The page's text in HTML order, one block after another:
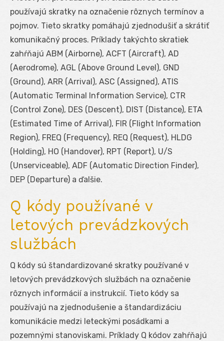
používajú skratky na označenie rôznych termínov a
pojmov. Tieto skratky pomáhajú zjednodušiť a skrátiť
komunikačný proces. Príklady takýchto skratiek
zahŕňajú ABM (Airborne), ACFT (Aircraft), AD
(Aerodrome), AGL (Above Ground Level), GND
(Ground), ARR (Arrival), ASC (Assigned), ATIS
(Automatic Terminal Information Service), CTR
(Control Zone), DES (Descent), DIST (Distance), ETA
(Estimated Time of Arrival), FIR (Flight Information
Region), FREQ (Frequency), REQ (Request), HLDG
(Holding), HO (Handover), RPT (Report), U/S
(Unserviceable), ADF (Automatic Direction Finder),
DEP (Departure) a ďalšie.
Q kódy používané v
letových prevádzkových
službách
Q kódy sú štandardizované skratky používané v
letových prevádzkových službách na označenie
rôznych informácií a instrukcií. Tieto kódy sa
používajú na zjednodušenie a štandardizáciu
komunikácie medzi leteckými posádkami a
pozemnými stanoviskami. Príklady Q kódov zahŕňajú